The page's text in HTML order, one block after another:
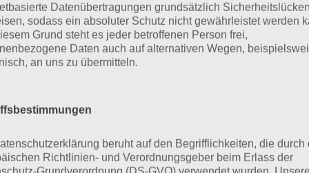
stehen in der App Need for Speed Most Wanted
bereit. Dabei erwarten dich auch hier wilde
der Run nach der schnellsten Zeit sowie der Kampf
for Speed Most
beziehen
Datenübertragungen grundsätzlich Sicherheitslücken
sodass ein absoluter Schutz nicht gewährleistet werden
Grund steht es jeder betroffenen Person frei,
Daten auch auf alternativen Wegen,
an uns zu übermitteln.
beruht auf den Begrifflichkeiten, die durch
Richtlinien- und Verordnungsgeber beim Erlass der